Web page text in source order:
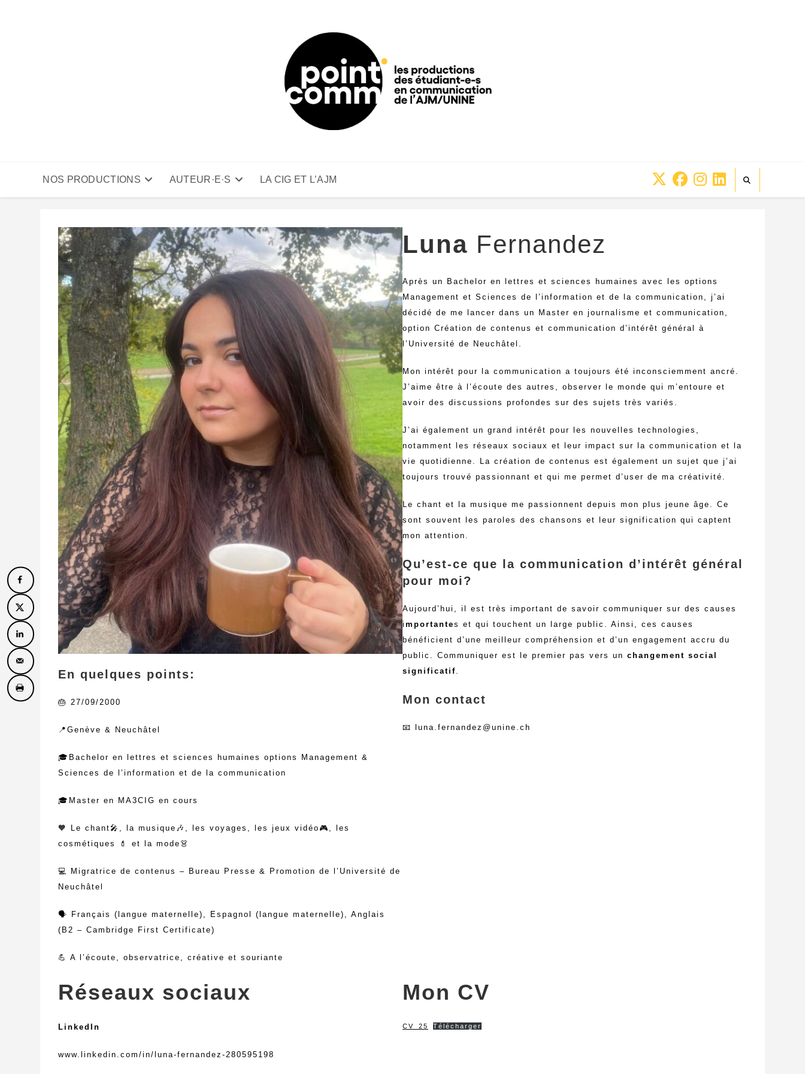
NOS PRODUCTIONS AUTEUR·E·S LA CIG ET L’AJM
En quelques points:
🎂 27/09/2000
📍Genève & Neuchâtel
🎓Bachelor en lettres et sciences humaines options Management &
Sciences de l’information et de la communication
🎓Master en MA3CIG en cours
🧡 Le chant🎤, la musique🎶, les voyages, les jeux vidéo🎮, les
cosmétiques 💄 et la mode👗
💻 Migratrice de contenus – Bureau Presse & Promotion de l’Université de
Neuchâtel
🗣 Français (langue maternelle), Espagnol (langue maternelle), Anglais
(B2 – Cambridge First Certificate)
💪 A l’écoute, observatrice, créative et souriante
Luna Fernandez
Après un Bachelor en lettres et sciences humaines avec les options
Management et Sciences de l’information et de la communication, j’ai
décidé de me lancer dans un Master en journalisme et communication,
option Création de contenus et communication d’intérêt général à
l’Université de Neuchâtel.
Mon intérêt pour la communication a toujours été inconsciemment ancré.
J’aime être à l’écoute des autres, observer le monde qui m’entoure et
avoir des discussions profondes sur des sujets très variés.
J’ai également un grand intérêt pour les nouvelles technologies,
notamment les réseaux sociaux et leur impact sur la communication et la
vie quotidienne. La création de contenus est également un sujet que j’ai
toujours trouvé passionnant et qui me permet d’user de ma créativité.
Le chant et la musique me passionnent depuis mon plus jeune âge. Ce
sont souvent les paroles des chansons et leur signification qui captent
mon attention.
Qu’est-ce que la communication d’intérêt général
pour moi?
Aujourd’hui, il est très important de savoir communiquer sur des causes
i mportantes et qui touchent un large public. Ainsi, ces causes
bénéficient d’une meilleur compréhension et d’un engagement accru du
public. Communiquer est le premier pas vers un changement social
significatif.
Mon contact
📧 luna.fernandez@unine.ch
Réseaux sociaux
LinkedIn
www.linkedin.com/in/luna-fernandez-280595198
Mon CV
CV_25 Télécharger